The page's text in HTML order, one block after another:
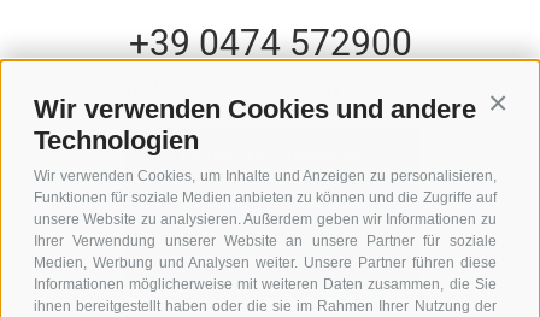
Wir verwenden Cookies und andere
Technologien
Wir verwenden Cookies, um Inhalte und Anzeigen zu personalisieren,
Funktionen für soziale Medien anbieten zu können und die Zugriffe auf
unsere Website zu analysieren. Außerdem geben wir Informationen zu
Ihrer Verwendung unserer Website an unsere Partner für soziale
Medien, Werbung und Analysen weiter. Unsere Partner führen diese
Informationen möglicherweise mit weiteren Daten zusammen, die Sie
ihnen bereitgestellt haben oder die sie im Rahmen Ihrer Nutzung der
+39 0474 572900
RIENZFELDSTRASSE 30
GEDI CENTER – 3. STOCK
I-39031 BRUNECK - SÜDTIROL